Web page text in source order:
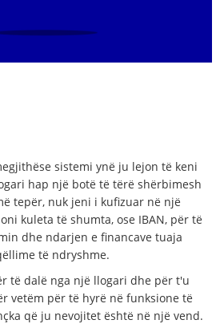
sistemi ynë ju lejon të keni
hap një botë të tërë shërbimesh
tepër, nuk jeni i kufizuar në një
kuleta të shumta, ose IBAN, për të
dhe ndarjen e financave tuaja
të ndryshme.
të dalë nga një llogari dhe për t'u
vetëm për të hyrë në funksione të
që ju nevojitet është në një vend.